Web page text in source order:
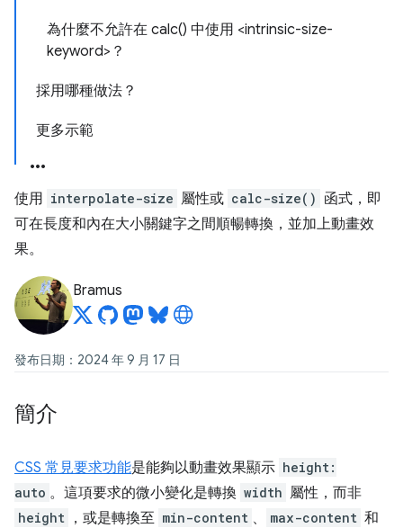
為什麼不允許在 calc() 中使用 <intrinsic-size-
keyword>？
採用哪種做法？
更多示範
使用 interpolate-size 屬性或 calc-size() 函式，即
可在長度和內在大小關鍵字之間順暢轉換，並加上動畫效
果。
Bramus
發布日期：2024 年 9 月 17 日
簡介
CSS 常見要求功能是能夠以動畫效果顯示 height:
auto 。這項要求的微小變化是轉換 width 屬性，而非
height ，或是轉換至 min-content 、 max-content 和